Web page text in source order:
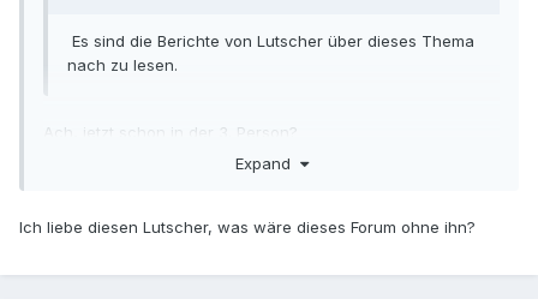
Es sind die Berichte von Lutscher über dieses Thema
nach zu lesen.
Ach, jetzt schon in der 3. Person?
Expand
Ich liebe diesen Lutscher, was wäre dieses Forum ohne ihn?